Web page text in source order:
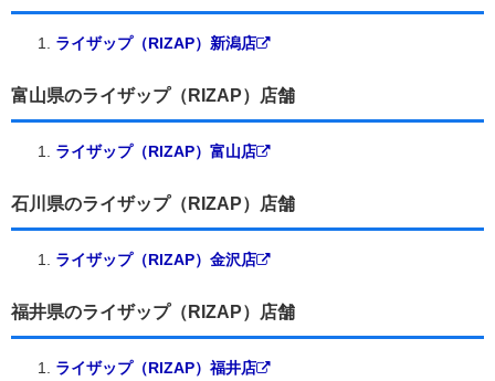
ライザップ（RIZAP）新潟店
富山県のライザップ（RIZAP）店舗
ライザップ（RIZAP）富山店
石川県のライザップ（RIZAP）店舗
ライザップ（RIZAP）金沢店
福井県のライザップ（RIZAP）店舗
ライザップ（RIZAP）福井店